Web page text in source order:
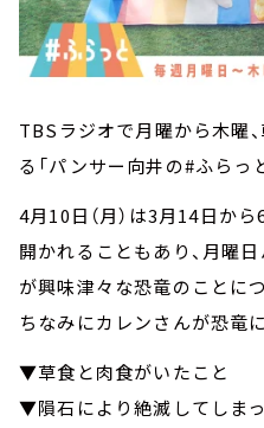
TBSラジオで月曜から木曜
る「パンサー向井の#ふらっと
4月10日（月）は3月14日か
開かれることもあり、月曜
が興味津々な恐竜のことに
ちなみにカレンさんが恐竜
▼草食と肉食がいたこと
▼隕石により絶滅してしま